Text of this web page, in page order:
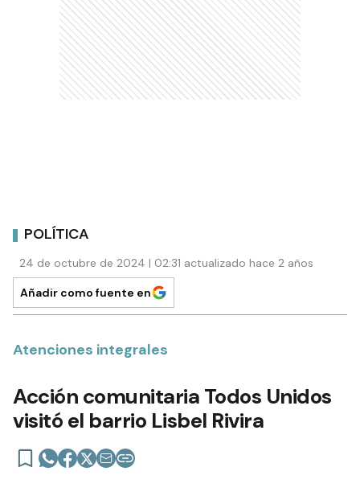
POLÍTICA
24 de octubre de 2024 | 02:31 actualizado hace 2 años
Añadir como fuente en
Atenciones integrales
Acción comunitaria Todos Unidos
visitó el barrio Lisbel Rivira